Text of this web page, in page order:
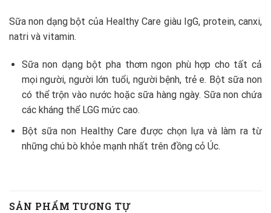
Sữa non dạng bột của Healthy Care giàu IgG, protein, canxi,
natri và vitamin.
Sữa non dạng bột pha thơm ngon phù hợp cho tất cả
mọi người, người lớn tuổi, người bệnh, trẻ e. Bột sữa non
có thể trộn vào nước hoặc sữa hàng ngày. Sữa non chứa
các kháng thể LGG mức cao.
Bột sữa non Healthy Care được chọn lựa và làm ra từ
những chú bò khỏe mạnh nhất trên đồng cỏ Úc.
SẢN PHẨM TƯƠNG TỰ